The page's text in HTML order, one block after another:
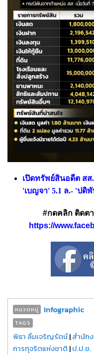
เปิดทรัพย์สินอดีต สส
'เบญจา' 5.1 ล.- 'ปดิ
#กดคลิก ติดต
https://
หมวดหมู่ Infographic
TAGS
พิธา ลิ้มเจริญรัตน์|สำนัก
การทุจริตแห่งชาติ |ป.ป.ช.